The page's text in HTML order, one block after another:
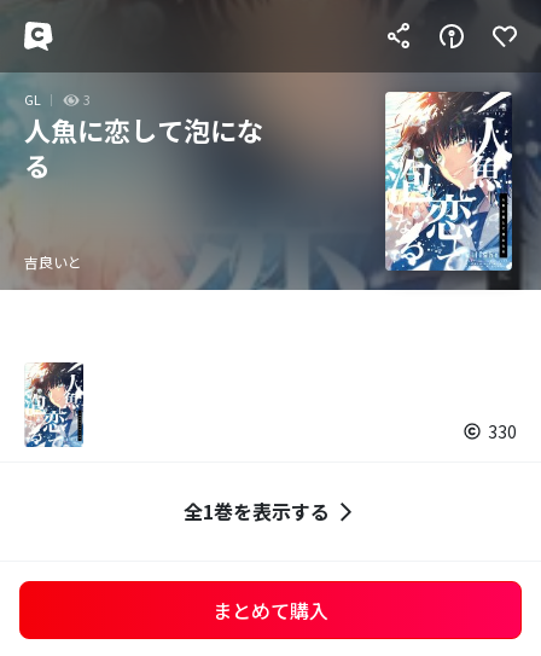
GL 3
人魚に恋して泡にな
る
吉良いと
330
全1巻を表示する
まとめて購入